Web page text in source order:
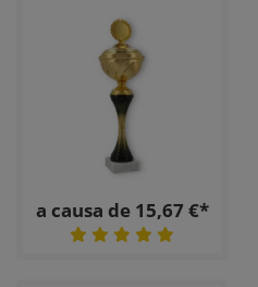
a causa de 15,67 €*